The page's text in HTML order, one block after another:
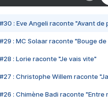
#30 : Eve Angeli raconte "Avant de
#29 : MC Solaar raconte "Bouge de
#28 : Lorie raconte "Je vais vite"
#27 : Christophe Willem raconte
#26 : Chimène Badi raconte "Entre